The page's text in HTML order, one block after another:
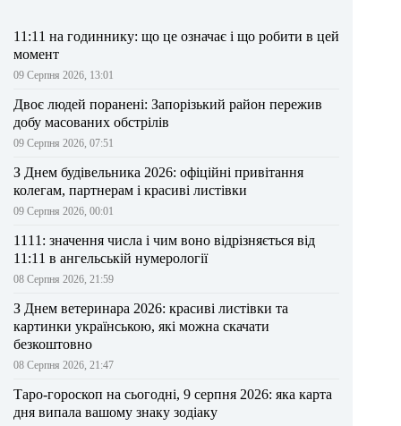
11:11 на годиннику: що це означає і що робити в цей
момент
09 Серпня 2026, 13:01
Двоє людей поранені: Запорізький район пережив
добу масованих обстрілів
09 Серпня 2026, 07:51
З Днем будівельника 2026: офіційні привітання
колегам, партнерам і красиві листівки
09 Серпня 2026, 00:01
1111: значення числа і чим воно відрізняється від
11:11 в ангельській нумерології
08 Серпня 2026, 21:59
З Днем ветеринара 2026: красиві листівки та
картинки українською, які можна скачати
безкоштовно
08 Серпня 2026, 21:47
Таро-гороскоп на сьогодні, 9 серпня 2026: яка карта
дня випала вашому знаку зодіаку